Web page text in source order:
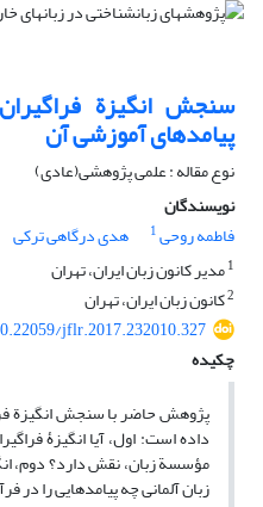
سنجش انگیزة
پیامدهای آموزشی آن
نوع مقاله : علمی پژوهشی(عادی)
نویسندگان
فاطمه روحی1 هدی درگاهی ترکی
1مدیر کانون زبان ایران، تهران
2کانون زبان ایران، تهران
jflr.2017.232010.327
چکیده
پژوهش حاضر با سنجش انگیزة
داده است: اول، آیا انگیزۀ
مؤسسة زبان، نقش دارد؟ دوم،
زبان آلمانی چه پیامدهایی را در